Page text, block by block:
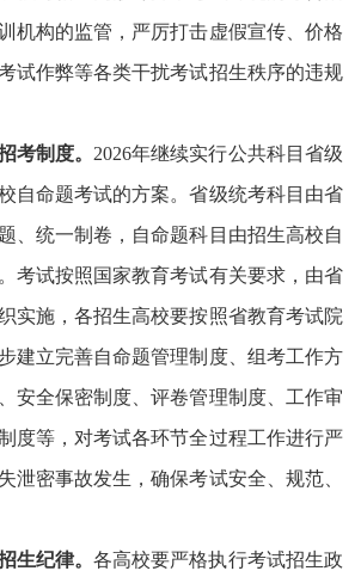
机构的监管，严厉打击虚假宣传、价格
试作弊等各类干扰考试招生秩序的违规
考制度。 2026年继续实行公共科目省级
自命题考试的方案。省级统考科目由省
、统一制卷，自命题科目由招生高校自
考试按照国家教育考试有关要求，由省
实施，各招生高校要按照省教育考试院
建立完善自命题管理制度、组考工作方
安全保密制度、评卷管理制度、工作审
度等，对考试各环节全过程工作进行严
泄密事故发生，确保考试安全、规范、
生纪律。 各高校要严格执行考试招生政